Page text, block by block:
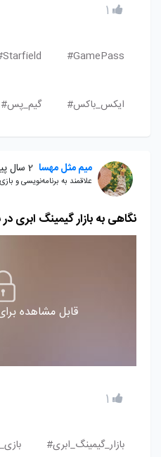
1
GamePass#
Starfield#
ایکس_باکس# گیم_پس#
میم مثل مهسا 2 سال پیش
علاقمند به برنامه‌نویسی و
نگاهی به بازار گیمینگ ابری در
قابل مشاهده
1
بازار_گیمینگ_ابری#